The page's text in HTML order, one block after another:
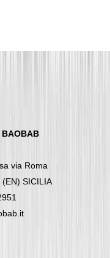
BAOBAB
via Roma
(EN) SICILIA